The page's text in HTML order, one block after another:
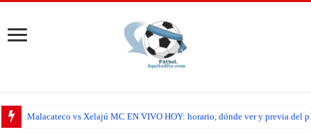
Malacateco vs Xelajú MC EN VIVO HOY: horario, dónde ver y previa del